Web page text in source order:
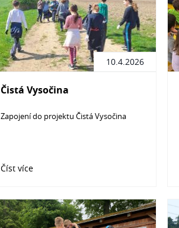
10.4.2026
Čistá Vysočina
Zapojení do projektu Čistá Vysočina
Číst více